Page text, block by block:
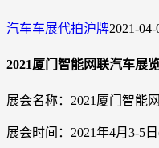
汽车车展代拍沪牌2021-
2021厦门智能网联汽车展
展会名称：2021厦门智能
展会时间：2021年4月3-5